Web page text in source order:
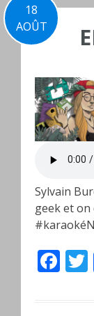
18
AOÛT
Sylvain
geek et on